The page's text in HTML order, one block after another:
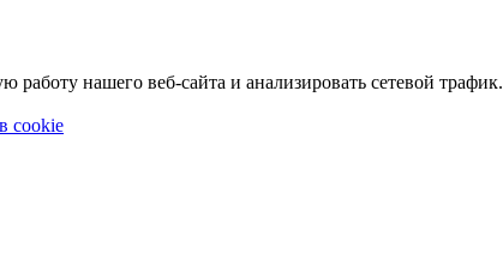
нашего веб-сайта и анализировать сетевой трафик.
cookie